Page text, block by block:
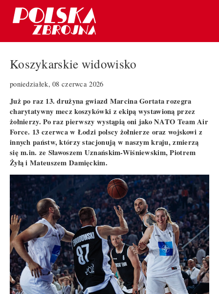
Koszykarskie widowisko
poniedziałek, 08 czerwca 2026
Już po raz 13. drużyna gwiazd Marcina Gortata rozegra
charytatywny mecz koszykówki z ekipą wystawioną przez
żołnierzy. Po raz pierwszy wystąpią oni jako NATO Team Air
Force. 13 czerwca w Łodzi polscy żołnierze oraz wojskowi z
innych państw, którzy stacjonują w naszym kraju, zmierzą
się m.in. ze Sławoszem Uznańskim-Wiśniewskim, Piotrem
Żyłą i Mateuszem Damięckim.